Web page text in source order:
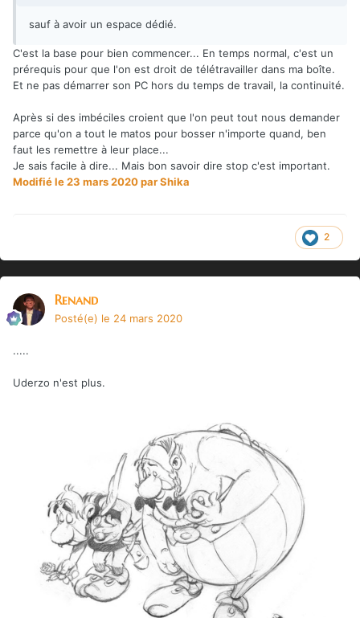
sauf à avoir un espace dédié.
C'est la base pour bien commencer... En temps normal, c'est un
prérequis pour que l'on est droit de télétravailler dans ma boîte.
Et ne pas démarrer son PC hors du temps de travail, la continuité.
Après si des imbéciles croient que l'on peut tout nous demander
parce qu'on a tout le matos pour bosser n'importe quand, ben
faut les remettre à leur place...
Je sais facile à dire... Mais bon savoir dire stop c'est important.
Modifiéle 23 mars 2020par Shika
2
Renand
Posté(e) le 24 mars 2020
.....
Uderzo n'est plus.